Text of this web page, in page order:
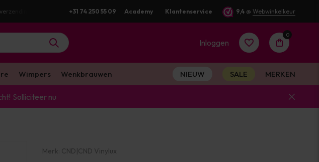
v.a. €100 excl. BTW Voor 16:00 besteld? Dezelfde werkdag verstuurd
+31 74 250 55 09 Academy Klantenservice 9,4 @ Webwinkelkeur
Inloggen
0
Wimpers Wenkbrauwen NIEUW SALE MERKEN
Solliciteer nu
Merk: CND|CND Vinylux